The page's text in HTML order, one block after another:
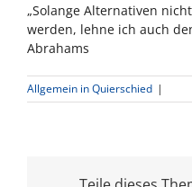
„Solange Alternativen
werden, lehne ich auch
Abrahams
Allgemein in Quierschied |